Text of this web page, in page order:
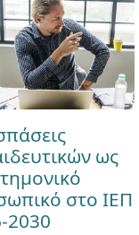
ως
στο ΙΕΠ
2030